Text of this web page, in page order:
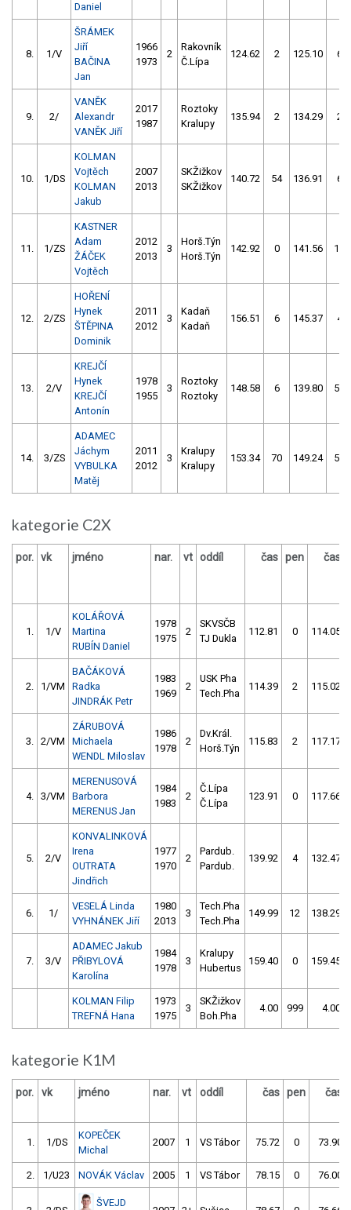
Daniel
8. 1/V
ŠRÁMEK
Jiří
BAČINA
Jan
1966
1973
2
Rakovník
Č.Lípa
124.62 2 125.10 6
9. 2/
VANĚK
Alexandr
VANĚK Jiří
2017
1987
Roztoky
Kralupy
135.94 2 134.29 2
10. 1/DS
KOLMAN
Vojtěch
KOLMAN
Jakub
2007
2013
SKŽižkov
SKŽižkov
140.72 54 136.91 6
11. 1/ZS
KASTNER
Adam
ŽÁČEK
Vojtěch
2012
2013
3
Horš.Týn
Horš.Týn
142.92 0 141.56 14
12. 2/ZS
HOŘENÍ
Hynek
ŠTĚPINA
Dominik
2011
2012
3
Kadaň
Kadaň
156.51 6 145.37 4
13. 2/V
KREJČÍ
Hynek
KREJČÍ
Antonín
1978
1955
3
Roztoky
Roztoky
148.58 6 139.80 54
14. 3/ZS
ADAMEC
Jáchym
VYBULKA
Matěj
2011
2012
3
Kralupy
Kralupy
153.34 70 149.24 58
kategorie C2X
por. vk jméno nar. vt oddíl čas pen čas
1. 1/V
KOLÁŘOVÁ
Martina
RUBÍN Daniel
1978
1975
2
SKVSČB
TJ Dukla
112.81 0 114.05
2. 1/VM
BAČÁKOVÁ
Radka
JINDRÁK Petr
1983
1969
2
USK Pha
Tech.Pha
114.39 2 115.02
3. 2/VM
ZÁRUBOVÁ
Michaela
WENDL Miloslav
1986
1978
2
Dv.Král.
Horš.Týn
115.83 2 117.17
4. 3/VM
MERENUSOVÁ
Barbora
MERENUS Jan
1984
1983
2
Č.Lípa
Č.Lípa
123.91 0 117.66
5. 2/V
KONVALINKOVÁ
Irena
OUTRATA
Jindřich
1977
1970
2
Pardub.
Pardub.
139.92 4 132.47
6. 1/
VESELÁ Linda
VYHNÁNEK Jiří
1980
2013
3
Tech.Pha
Tech.Pha
149.99 12 138.29
7. 3/V
ADAMEC Jakub
PŘIBYLOVÁ
Karolína
1984
1978
3
Kralupy
Hubertus
159.40 0 159.45
KOLMAN Filip
TREFNÁ Hana
1973
1975
3
SKŽižkov
Boh.Pha
4.00 999 4.00
kategorie K1M
por. vk jméno nar. vt oddíl čas pen čas
1. 1/DS
KOPEČEK
Michal
2007 1 VS Tábor 75.72 0 73.90
2. 1/U23 NOVÁK Václav 2005 1 VS Tábor 78.15 0 76.00
ŠVEJD